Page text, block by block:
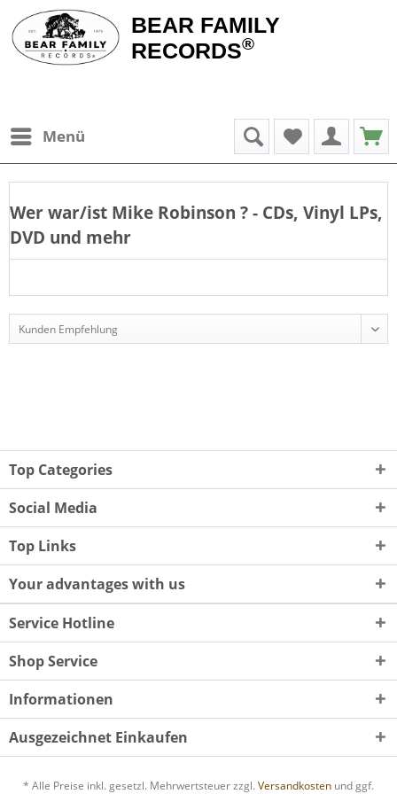
BEAR FAMILY
RECORDS®
Menü
Wer war/ist Mike Robinson ? - CDs, Vinyl LPs,
DVD und mehr
Top Categories
Social Media
Top Links
Your advantages with us
Service Hotline
Shop Service
Informationen
Ausgezeichnet Einkaufen
* Alle Preise inkl. gesetzl. Mehrwertsteuer zzgl. Versandkosten und ggf.